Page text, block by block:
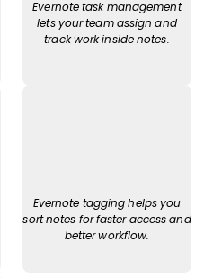
Evernote task management
lets your team assign and
track work inside notes.
Evernote tagging helps you
sort notes for faster access and
better workflow.